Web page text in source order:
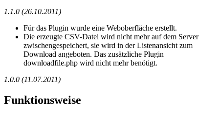
1.1.0 (26.10.2011)
Für das Plugin wurde eine Weboberfläche erstellt.
Die erzeugte CSV-Datei wird nicht mehr auf dem Server
zwischengespeichert, sie wird in der Listenansicht zum
Download angeboten. Das zusätzliche Plugin
downloadfile.php wird nicht mehr benötigt.
1.0.0 (11.07.2011)
Funktionsweise